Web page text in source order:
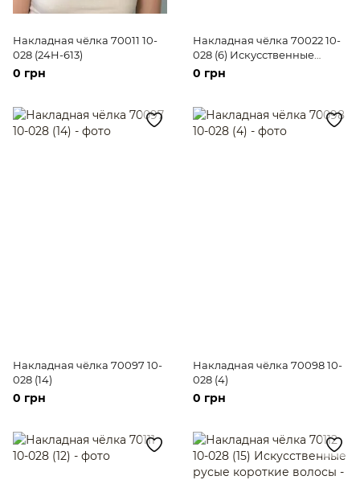
Накладная чёлка 70011 10-
028 (24H-613)
0 грн
Накладная чёлка 70022 10-
028 (6) Искусственные
тёмные короткие волосы
0 грн
Накладная чёлка 70097 10-
028 (14)
0 грн
Накладная чёлка 70098 10-
028 (4)
0 грн